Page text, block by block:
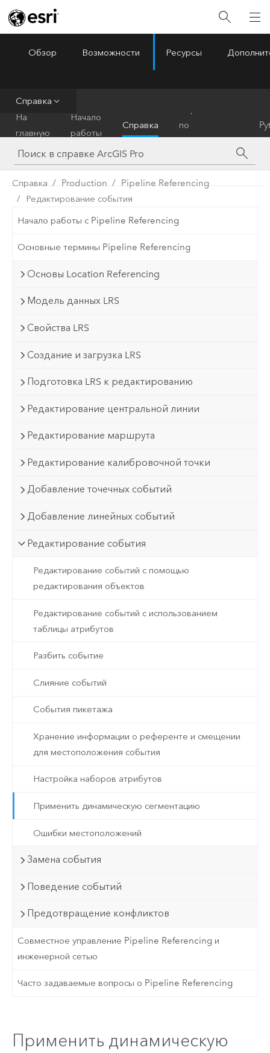
ArcGIS Pro
Обзор Возможности Ресурсы
Справка
На
главную
Начало
работы
Справка
по
инструментам
Справка Production
Pipeline Referencing
Редактирование события
Начало работы с Pipeline Referencing
Основные термины Pipeline Referencing
Основы Location Referencing
Модель данных LRS
Свойства LRS
Создание и загрузка LRS
Подготовка LRS к редактированию
Редактирование центральной линии
Редактирование маршрута
Редактирование калибровочной точки
Добавление точечных событий
Добавление линейных событий
Редактирование события
Редактирование событий с помощью
редактирования объектов
Редактирование событий с использованием
таблицы атрибутов
Разбить событие
Слияние событий
События пикетажа
Хранение информации о референте и смещении
для местоположения события
Настройка наборов атрибутов
Применить динамическую сегментацию
Ошибки местоположений
Замена события
Поведение событий
Предотвращение конфликтов
Совместное управление Pipeline Referencing и
инженерной сетью
Часто задаваемые вопросы о Pipeline Referencing
Применить динамическую